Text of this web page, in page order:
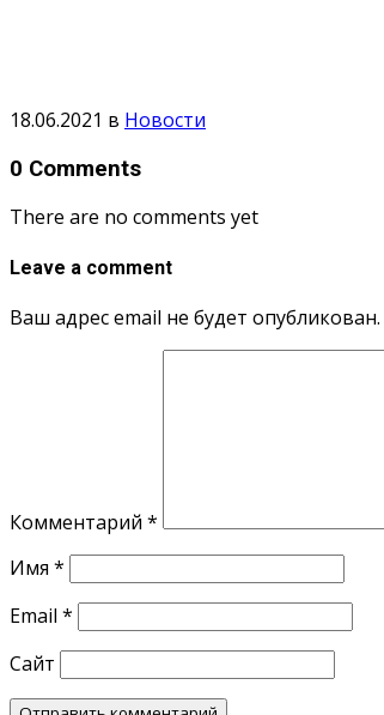
18.06.2021 в Новости
0 Comments
There are no comments yet
Leave a comment
Ваш адрес email не будет опубликован.
Комментарий *
Имя *
Email *
Сайт